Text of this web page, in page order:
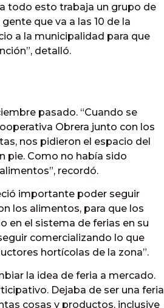
todo esto trabaja un grupo de
que va a las 10 de la
a la municipalidad para que
detalló.
pasado. “Cuando se
Obrera junto con los
nos pidieron el espacio del
pie. Como no había sido
recordó.
importante poder seguir
los alimentos, para que los
en el sistema de ferias en su
comercializando lo que
hortícolas de la zona”.
la idea de feria a mercado.
Dejaba de ser una feria
cosas y productos, inclusive